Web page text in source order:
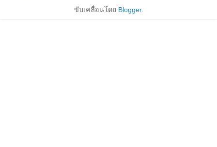
ขับเคลื่อนโดย Blogger.